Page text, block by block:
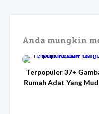
Anda mungkin
Terpopuler 37+
Rumah Adat Yang